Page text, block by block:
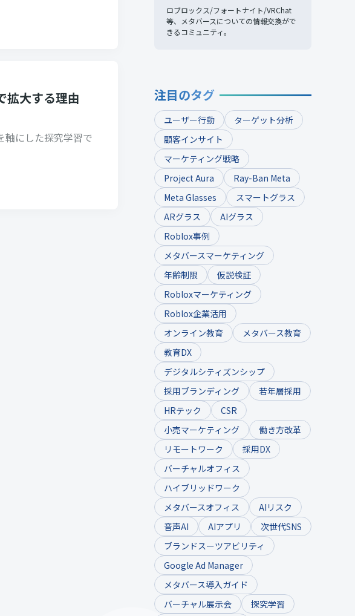
拡大する理由
にした探究学習で
ロブロックス/フォートナイト/VRChat
等、
メタバースについての情報交換がで
きるコミュニティ。
注目のタグ
ユーザー行動
ターゲット分析
顧客インサイト
マーケティング戦略
Project Aura
Ray-Ban Meta
Meta Glasses
スマートグラス
ARグラス
AIグラス
Roblox事例
メタバースマーケティング
年齢制限
仮説検証
Robloxマーケティング
Roblox企業活用
オンライン教育
メタバース教育
教育DX
デジタルシティズンシップ
採用ブランディング
若年層採用
HRテック
CSR
小売マーケティング
働き方改革
リモートワーク
採用DX
バーチャルオフィス
ハイブリッドワーク
メタバースオフィス
AIリスク
音声AI
AIアプリ
次世代SNS
ブランドスーツアビリティ
Google Ad Manager
メタバース導入ガイド
バーチャル展示会
探究学習